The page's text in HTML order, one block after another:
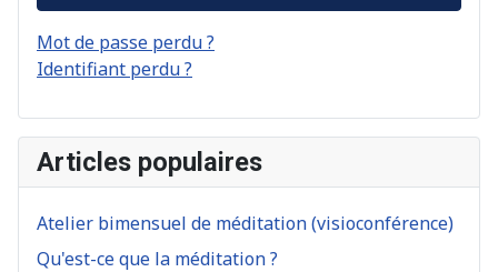
Mot de passe perdu ?
Identifiant perdu ?
Articles populaires
Atelier bimensuel de méditation (visioconférence)
Qu'est-ce que la méditation ?